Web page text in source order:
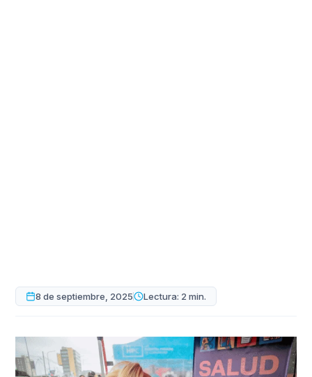
8 de septiembre, 2025 Lectura: 2 min.